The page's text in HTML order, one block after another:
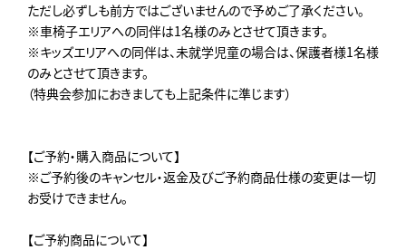
ただし必ずしも前方ではございませんので予めご了承ください。
※車椅子エリアへの同伴は1名様のみとさせて頂きます。
※キッズエリアへの同伴は、未就学児童の場合は、保護者様1名様
のみとさせて頂きます。
（特典会参加におきましても上記条件に準じます）
【ご予約・購入商品について】
※ご予約後のキャンセル・返金及びご予約商品仕様の変更は一切
お受けできません。
【ご予約商品について】